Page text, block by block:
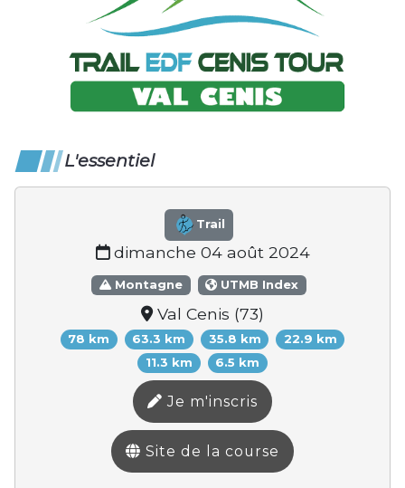
L'essentiel
Trail
dimanche 04 août 2024
Montagne UTMB Index
Val Cenis (73)
78 km 63.3 km 35.8 km
22.9 km
11.3 km
6.5 km
Je m'inscris
Site de la course